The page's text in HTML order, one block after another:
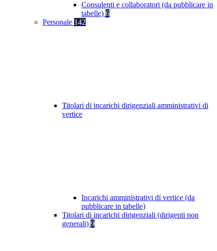
Consulenti e collaboratori (da pubblicare in
tabelle) 6
Personale 142
Titolari di incarichi dirigenziali amministrativi di
vertice
Incarichi amministrativi di vertice (da
pubblicare in tabelle)
Titolari di incarichi dirigenziali (dirigenti non
generali) 9